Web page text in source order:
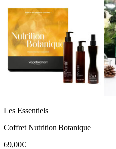
Les Essentiels
Coffret Nutrition Botanique
69,00€